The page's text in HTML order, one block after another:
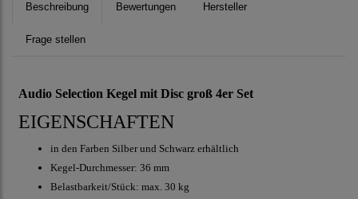
Beschreibung Bewertungen Hersteller
Frage stellen
Audio Selection Kegel mit Disc groß 4er Set
EIGENSCHAFTEN
in den Farben Silber und Schwarz erhältlich
Kegel-Durchmesser: 36 mm
Belastbarkeit/Stück: max. 30 kg